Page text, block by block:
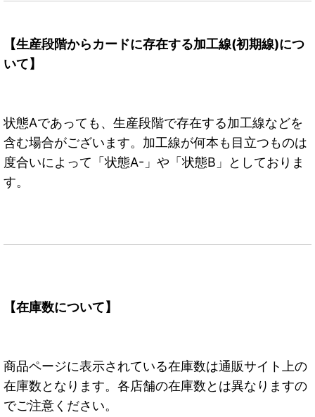
【生産段階からカードに存在する加工線(初期線)につ
いて】
状態Aであっても、生産段階で存在する加工線などを
含む場合がございます。加工線が何本も目立つものは
度合いによって「状態A-」や「状態B」としておりま
す。
【在庫数について】
商品ページに表示されている在庫数は通販サイト上の
在庫数となります。各店舗の在庫数とは異なりますの
でご注意ください。